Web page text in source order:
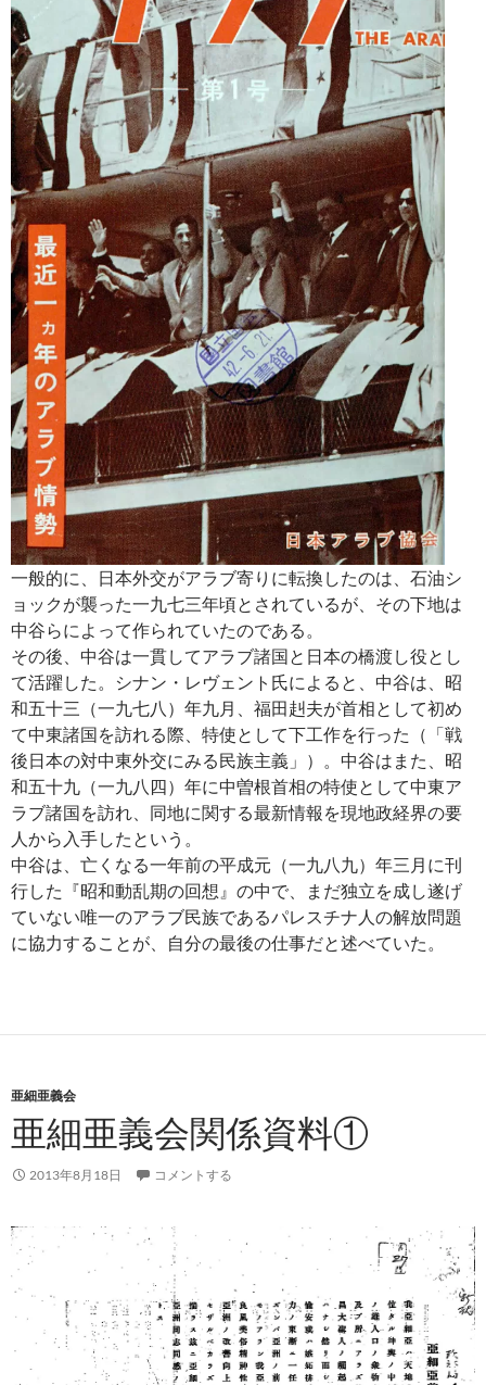
一般的に、日本外交がアラブ寄りに転換したのは、石油シ
ョックが襲った一九七三年頃とされているが、その下地は
中谷らによって作られていたのである。
その後、中谷は一貫してアラブ諸国と日本の橋渡し役とし
て活躍した。シナン・レヴェント氏によると、中谷は、昭
和五十三（一九七八）年九月、福田赳夫が首相として初め
て中東諸国を訪れる際、特使として下工作を行った（「戦
後日本の対中東外交にみる民族主義」）。中谷はまた、昭
和五十九（一九八四）年に中曽根首相の特使として中東ア
ラブ諸国を訪れ、同地に関する最新情報を現地政経界の要
人から入手したという。
中谷は、亡くなる一年前の平成元（一九八九）年三月に刊
行した『昭和動乱期の回想』の中で、まだ独立を成し遂げ
ていない唯一のアラブ民族であるパレスチナ人の解放問題
に協力することが、自分の最後の仕事だと述べていた。
亜細亜義会
亜細亜義会関係資料①
2013年8月18日 コメントする